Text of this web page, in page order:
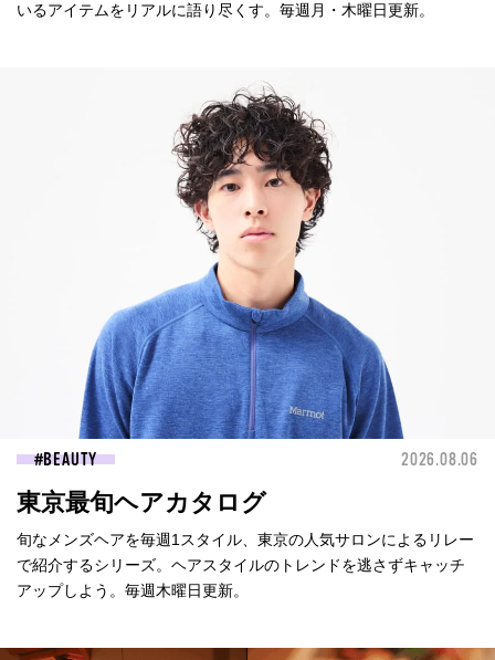
いるアイテムをリアルに語り尽くす。毎週月・木曜日更新。
BEAUTY 2026.08.06
東京最旬ヘアカタログ
旬なメンズヘアを毎週1スタイル、東京の人気サロンによるリレー
で紹介するシリーズ。ヘアスタイルのトレンドを逃さずキャッチ
アップしよう。毎週木曜日更新。